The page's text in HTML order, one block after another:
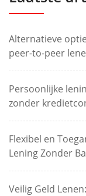
Alternatieve
peer-to-peer
Persoonlijke
zonder
Flexibel en
Lening Zonder
Veilig Geld